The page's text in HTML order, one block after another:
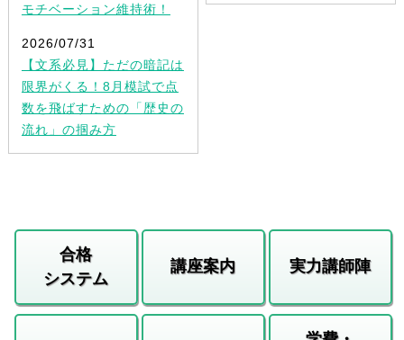
モチベーション維持術！
2026/07/31
【文系必見】ただの暗記は
限界がくる！8月模試で点
数を飛ばすための「歴史の
流れ」の掴み方
合格
システム
講座案内 実力講師陣